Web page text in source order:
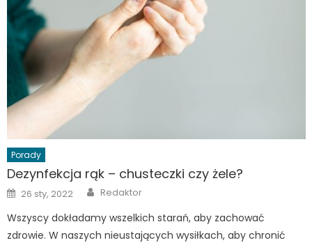
Porady
Dezynfekcja rąk – chusteczki czy żele?
Posted
on
26 sty, 2022 Author
Redaktor
Wszyscy dokładamy wszelkich starań, aby zachować
zdrowie. W naszych nieustających wysiłkach, aby chronić